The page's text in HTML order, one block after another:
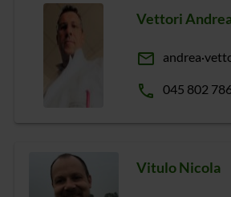
Vettori
email andrea
phone 045 802
Vitulo Nicola